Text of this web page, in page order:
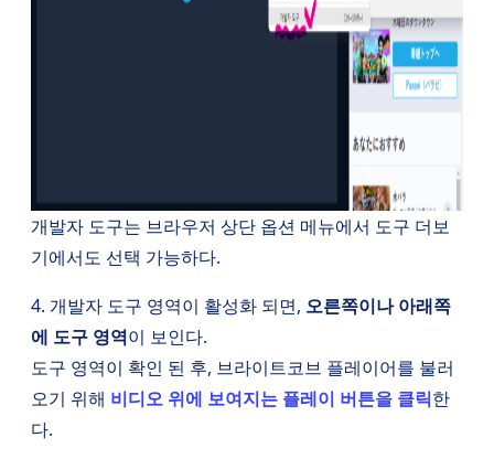
개발자 도구는 브라우저 상단 옵션 메뉴에서 도구 더보
기에서도 선택 가능하다.
4. 개발자 도구 영역이 활성화 되면, 오른쪽이나 아래쪽
에 도구 영역이 보인다.
도구 영역이 확인 된 후, 브라이트코브 플레이어를 불러
오기 위해 비디오 위에 보여지는 플레이 버튼을 클릭한
다.